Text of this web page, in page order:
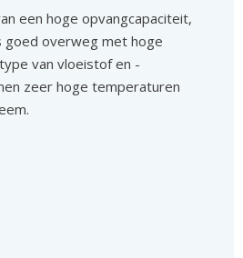
een hoge opvangcapaciteit,
goed overweg met hoge
van vloeistof en -
zeer hoge temperaturen